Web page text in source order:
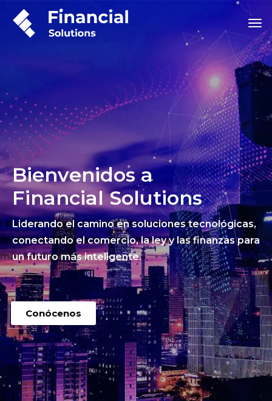
Bienvenidos a
Financial Solutions
Liderando el camino en soluciones tecnológicas,
conectando el comercio, la ley y las finanzas para
un futuro más inteligente.
Conócenos